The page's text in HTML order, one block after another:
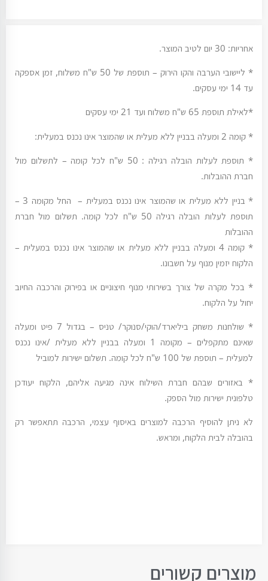
אחריות: 30 יום לטיב המוצר.
* ליישובי הערבה והקו הירוק – תוספת של 50 ש"ח משלוח, זמן אספקה
עד 14 ימי עסקים.
*לאילת תוספת 65 ש"ח משלוח ועד 21 ימי עסקים
* קומה 2 ומעלה בבניין ללא מעלית או שהמוצר אינו נכנס במעלית:
* תוספת לעלות הובלה רגילה : 50 ש"ח לכל קומה – לתשלום מול
חברת ההובלות.
* בניין ללא מעלית או שהמוצר אינו נכנס במעלית – החל מקומה 3 –
תוספת לעלות הובלה רגילה 50 ש"ח לכל קומה. תשלום מול חברת
ההובלות
* קומה 4 ומעלה בבניין ללא מעלית או שהמוצר אינו נכנס במעלית –
הלקוח יזמין מנוף על חשבונו.
* בכל מקרה של צורך בשירותי מנוף חיצוניים או בפירוק והרכבה החיוב
יחול על הלקוח.
* שולחנות משחק ביליארד/הוקי/סנוקר/ טניס – בגדול 7 פיט ומעלה
שאינם מתקפלים – מקומה 1 ומעלה בבניין ללא מעלית /אינו נכנס
למעלית – תוספת של 100 ש"ח לכל קומה. תשלום ישירות למוביל
* באזורים שבהם חברת השילוח אינה מגיעה אליהם, הלקוח יעודכן
טלפונית ישירות מול הספק.
לא ניתן להוסיף הרכבה למוצרים באיסוף עצמי, הרכבה תתאפשר רק
בהובלה לבית הלקוח, ומראש.
מוצרים קשורים